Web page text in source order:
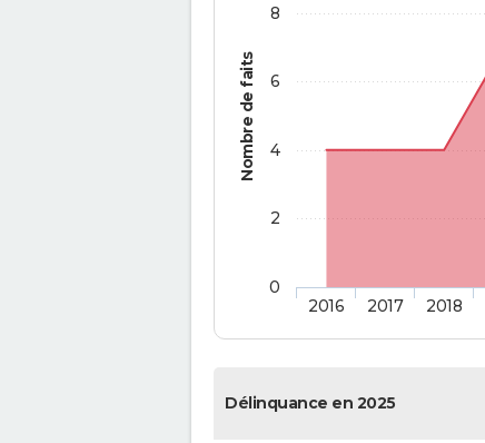
Nombre de faits
2016 2017 2018
0
2
4
6
8
Délinquance en 2025